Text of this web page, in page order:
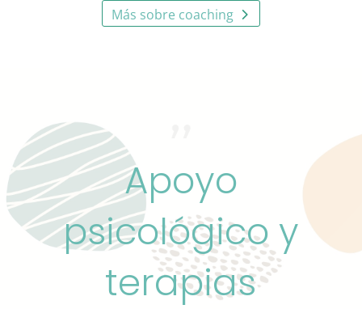
Más sobre coaching
Apoyo
psicológico y
terapias